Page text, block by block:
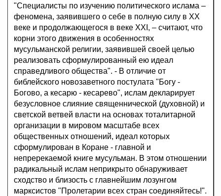
"Специалисты по изучению политического ислама –
феномена, заявившего о себе в полную силу в ХХ
веке и продолжающегося в веке XXI, – считают, что
корни этого движения в особенностях
мусульманской религии, заявившей своей целью
реализовать сформулированный ею идеал
справедливого общества". - В отличие от
библейского новозаветного постулата "Богу -
Богово, а кесарю - кесарево", ислам декларирует
безусловное слияние священнической (духовной) и
светской ветвей власти на основах тоталитарной
организации в мировом масштабе всех
общественных отношений, идеал которых
сформулирован в Коране - главной и
непререкаемой книге мусульман. В этом отношении
радикальный ислам неприкрыто обнаруживает
сходство и близость с главнейшим лозунгом
марксистов "Пролетарии всех стран соединяйтесь!".